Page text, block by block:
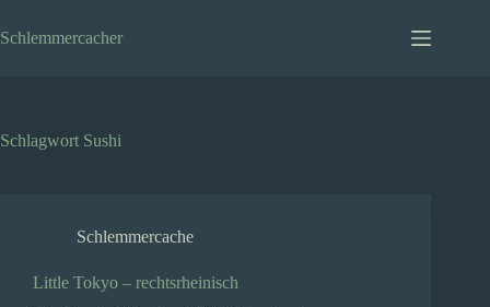
Inhalt
springen
Schlemmercacher
Schlagwort Sushi
Schlemmercache
Little Tokyo – rechtsrheinisch